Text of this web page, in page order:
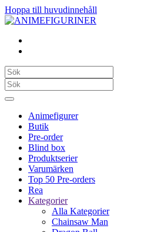
Hoppa till huvudinnehåll
Animefigurer
Butik
Pre-order
Blind box
Produktserier
Varumärken
Top 50 Pre-orders
Rea
Kategorier
Alla Kategorier
Chainsaw Man